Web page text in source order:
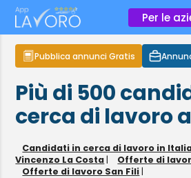
Per le
Pubblica annunci Gratis
Più di 500
cerca di lavoro
Candidati in cerca di lavoro in
Vincenzo La Costa | Offerte di
Offerte di lavoro San Fili |